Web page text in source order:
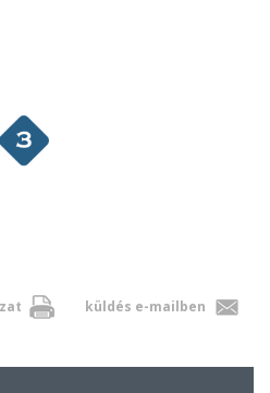
küldés e-mailben